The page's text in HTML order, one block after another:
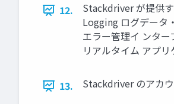
12.
Stackdriver が提供
Logging ログデータ
エラー管理イ ンタ
リアルタイム アプ
13. Stackdriver のアカ